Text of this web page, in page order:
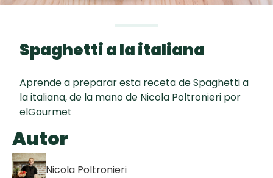
Chocolate
Key Lime Pie
Spaghetti a la italiana
Aprende a preparar esta receta de Spaghetti a
la italiana, de la mano de Nicola Poltronieri por
elGourmet
Autor
Nicola Poltronieri